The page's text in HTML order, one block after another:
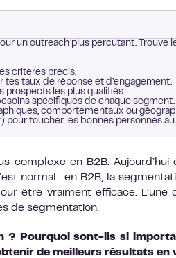
un outreach plus percutant. Trouve
critères précis.
tes taux de réponse et d’engagement.
prospects les plus qualifiés.
spécifiques de chaque segment.
comportementaux ou
pour toucher les bonnes personnes
complexe en B2B. Aujourd’hui
normal : en B2B, la
être vraiment efficace. L’une
de segmentation.
? Pourquoi sont-ils si
de meilleurs résultats en